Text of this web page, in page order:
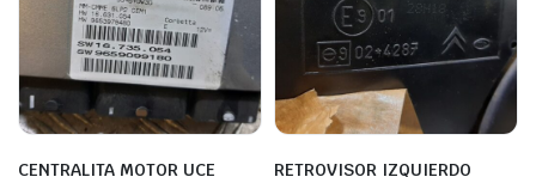
CENTRALITA MOTOR UCE
RETROVISOR IZQUIERDO